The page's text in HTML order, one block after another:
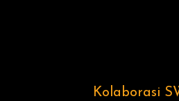
Kolaborasi